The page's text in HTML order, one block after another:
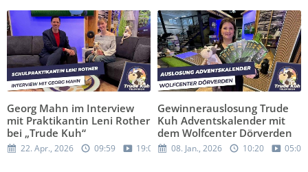
Georg Mahn im Interview
mit Praktikantin Leni Rother
bei „Trude Kuh“
22. Apr., 2026 09:59 19:05
Gewinnerauslosung Trude
Kuh Adventskalender mit
dem Wolfcenter Dörverden
08. Jan., 2026 10:20 05:00